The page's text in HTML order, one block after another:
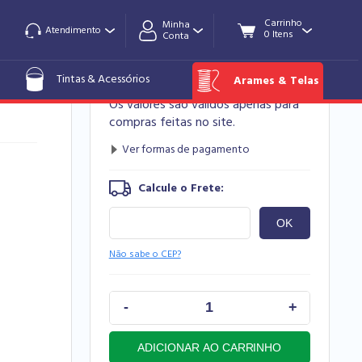
Atendimento
Minha
Conta
Tintas & Acessórios Arames & Telas
R$ 102,80
Os valores são válidos apenas para
compras feitas no site.
Não sabe o CEP?